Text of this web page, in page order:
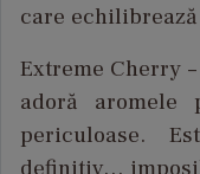
care echilibrează
Extreme Cherry –
adoră aromele
periculoase.
definitiv…